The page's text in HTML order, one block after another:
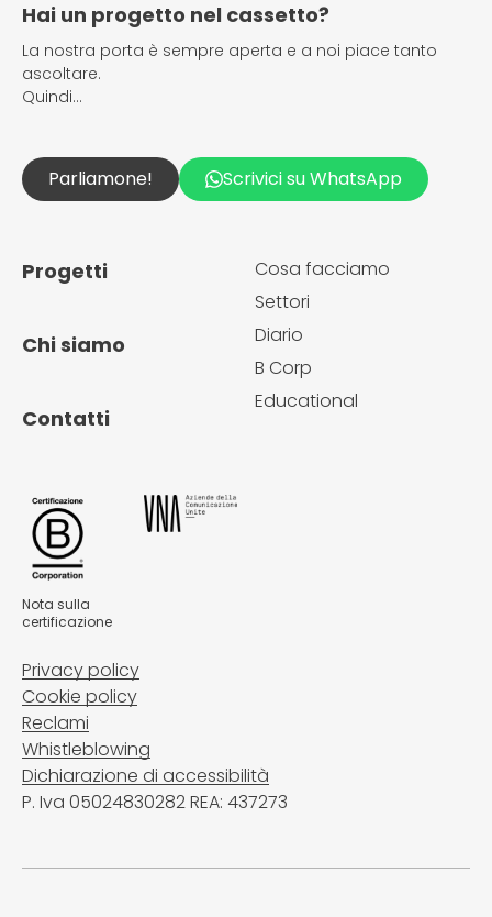
Hai un progetto nel cassetto?
La nostra porta è sempre aperta e a noi piace tanto
ascoltare.
Quindi…
Parliamone! Scrivici su WhatsApp
Progetti
Chi siamo
Contatti
Cosa facciamo
Settori
Diario
B Corp
Educational
Nota sulla
certificazione
Privacy policy
Cookie policy
Reclami
Whistleblowing
Dichiarazione di accessibilità
P. Iva 05024830282 REA: 437273